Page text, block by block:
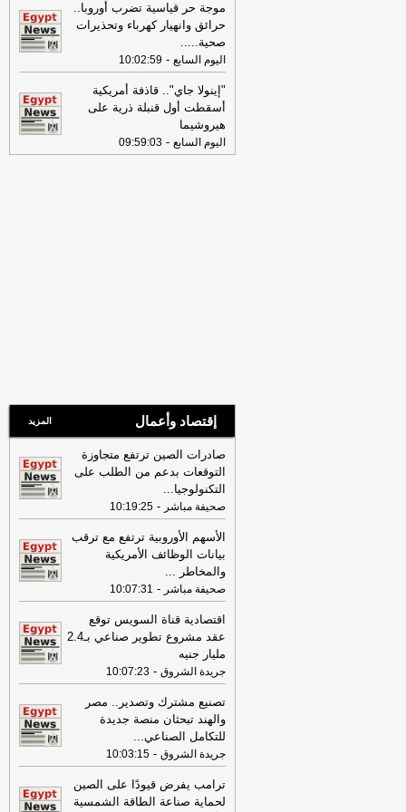
الخميس 30-07-2026
18:41
رئيس "الوطنية للصحافة" يكشف
تفاصيل حملة الصحف القومية لمواجهة
مخاطر السوشيال ميديا
16:46
وزير الخزانة الأميركي: لن نسمح
لإيران اتخاذ التجارة العالمية رهينة أو
استخدام الشحن الدولي لتمويل الحرس
الثوري-لبنانون 24
موجة حر قياسية تضرب أوروبا..
حرائق وانهيار كهرباء وتحذيرات
صحية.....
اليوم السابع -
10:02:59
"إينولا جاي".. قاذفة أمريكية
أسقطت أول قنبلة ذرية على
هيروشيما
اليوم السابع -
09:59:03
إقتصاد وأعمال المزيد
صادرات الصين ترتفع متجاوزة
التوقعات بدعم من الطلب على
التكنولوجيا...
صحيفة مباشر -
10:19:25
الأسهم الأوروبية ترتفع مع ترقب
بيانات الوظائف الأمريكية
والمخاطر ...
صحيفة مباشر -
10:07:31
اقتصادية قناة السويس توقع
عقد مشروع تطوير صناعي بـ2.4
مليار جنيه
جريدة الشروق -
10:07:23
تصنيع مشترك وتصدير.. مصر
والهند تبحثان منصة جديدة
للتكامل الصناعي...
جريدة الشروق -
10:03:15
ترامب يفرض قيودًا على الصين
لحماية صناعة الطاقة الشمسية